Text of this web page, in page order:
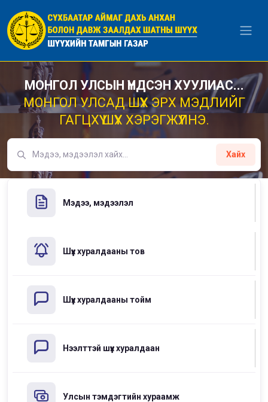
МОНГОЛ УЛСЫН ҮНДСЭН ХУУЛИАС...
МОНГОЛ УЛСАД ШҮҮХ ЭРХ МЭДЛИЙГ
ГАГЦХҮҮ ШҮҮХ ХЭРЭГЖҮҮЛНЭ.
Хайх
Мэдээ, мэдээлэл
Шүүх хуралдааны тов
Шүүх хуралдааны тойм
Нээлттэй шүүх хуралдаан
Улсын тэмдэгтийн хураамж